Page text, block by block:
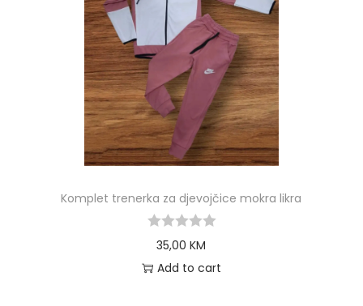
Komplet trenerka za djevojčice mokra likra
35,00KM
Add to cart